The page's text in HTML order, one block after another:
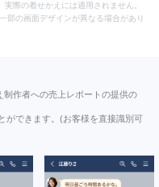
際の着せかえには適用されません。
部の画面デザインが異なる場合があり
制作者への売上レポートの提供の
ができます。(お客様を直接識別可